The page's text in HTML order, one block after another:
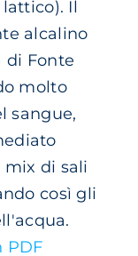
Il
alcalino
di Fonte
molto
sangue,
mix di sali
così gli
PDF